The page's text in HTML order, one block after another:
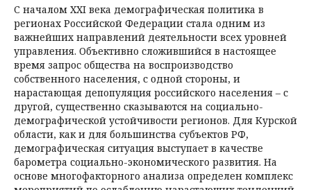
С началом ХХI века демографическая политика в
регионах Российской Федерации стала одним из
важнейших направлений деятельности всех уровней
управления. Объективно сложившийся в настоящее
время запрос общества на воспроизводство
собственного населения, с одной стороны, и
нарастающая депопуляция российского населения – с
другой, существенно сказываются на социально-
демографической устойчивости регионов. Для Курской
области, как и для большинства субъектов РФ,
демографическая ситуация выступает в качестве
барометра социально-экономического развития. На
основе многофакторного анализа определен комплекс